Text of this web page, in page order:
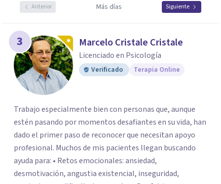
Anterior Más días Siguiente
3 Marcelo Cristale Cristale
Licenciado en Psicología
Verificado Terapia Online
Trabajo especialmente bien con personas que, aunque
estén pasando por momentos desafiantes en su vida, han
dado el primer paso de reconocer que necesitan apoyo
profesional. Muchos de mis pacientes llegan buscando
ayuda para: • Retos emocionales: ansiedad,
desmotivación, angustia existencial, inseguridad,